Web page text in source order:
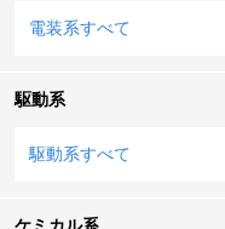
電装系すべて
駆動系
駆動系すべて
ケミカル系